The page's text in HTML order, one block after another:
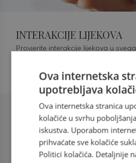
Šećerna bolest tip 2 =
doc. dr. sc. Višnja Kokić Maleš,
dr.med., specijalististica
INTERAKCIJE LIJEKOVA
Provjerite interakcije lijekova u
Ova internetska
upotrebljava
Ova internetska stranica
kolačiće u svrhu
iskustva. Uporabom
prihvaćate sve kolačiće
Politici kolačića. Detaljnije